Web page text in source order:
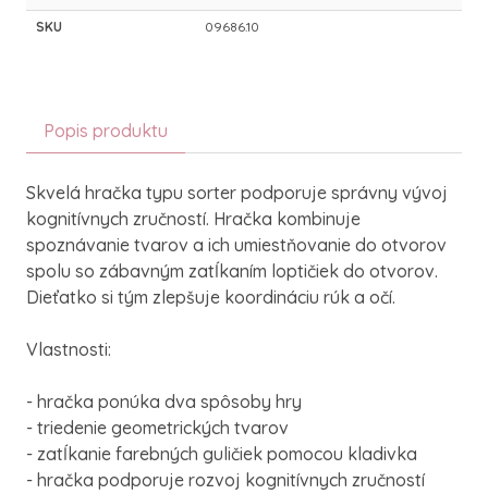
SKU 09686.10
Popis produktu
Skvelá hračka typu sorter podporuje správny vývoj
kognitívnych zručností. Hračka kombinuje
spoznávanie tvarov a ich umiestňovanie do otvorov
spolu so zábavným zatĺkaním loptičiek do otvorov.
Dieťatko si tým zlepšuje koordináciu rúk a očí.
Vlastnosti:
- hračka ponúka dva spôsoby hry
- triedenie geometrických tvarov
- zatĺkanie farebných guličiek pomocou kladivka
- hračka podporuje rozvoj kognitívnych zručností